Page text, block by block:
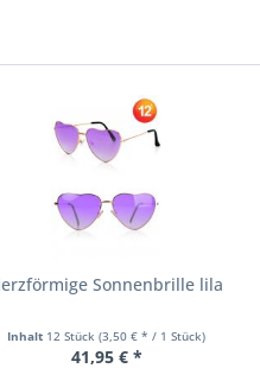
Sonnenbrille lila
Inhalt 12 Stück(3,50 € * / 1 Stück)
41,95 € *